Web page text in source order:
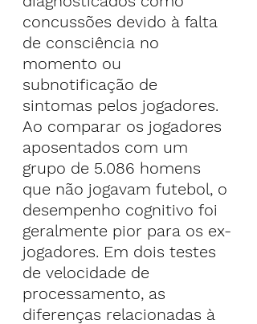
concussões devido à falta
de consciência no
momento ou
subnotificação de
sintomas pelos jogadores.
Ao comparar os jogadores
aposentados com um
grupo de 5.086 homens
que não jogavam futebol, o
desempenho cognitivo foi
geralmente pior para os ex-
jogadores. Em dois testes
de velocidade de
processamento, as
diferenças relacionadas à